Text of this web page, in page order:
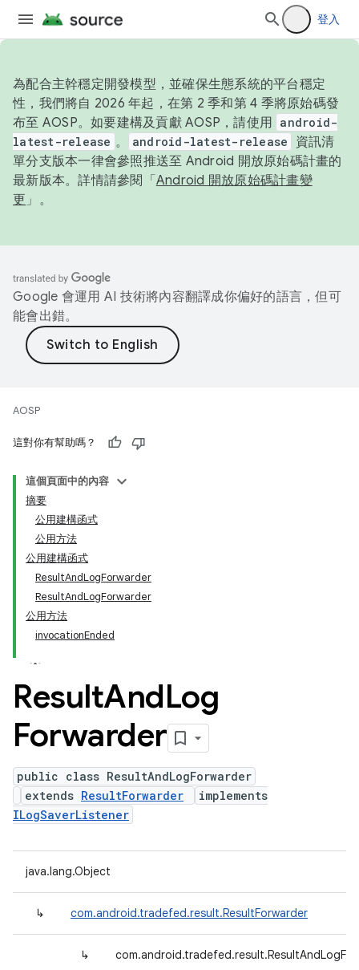
登入
為配合主幹穩定開發模型，並確保生態系統的平台穩定
性，我們將自 2026 年起，在第 2 季和第 4 季將原始碼發
布至 AOSP。如要建構及貢獻 AOSP，請使用 android-
latest-release 。 android-latest-release
資訊清
單分支版本一律會參照推送至 Android 開放原始碼計畫的
最新版本。詳情請參閱「 Android 開放原始碼計畫變
更 」。
Google 會運用 AI 技術將內容翻譯成你偏好的語言，但可
能會出錯。
AOSP
這對你有幫助嗎？
這個頁面中的內容
摘要
公用建構函式
公用方法
公用建構函式
ResultAndLogForwarder
ResultAndLogForwarder
公用方法
invocationEnded
ResultAndLog
Forwarder
public class ResultAndLogForwarder
extends ResultForwarder
implements
ILogSaverListener
java.lang.Object
↳ com.android.tradefed.result.ResultForwarder
↳